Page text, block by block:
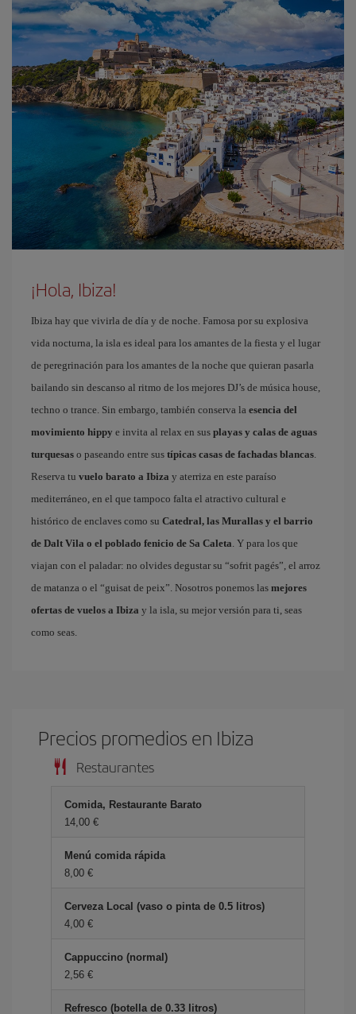
¡Hola, Ibiza!
Ibiza hay que vivirla de día y de noche. Famosa por su explosiva
vida nocturna, la isla es ideal para los amantes de la fiesta y el lugar
de peregrinación para los amantes de la noche que quieran pasarla
bailando sin descanso al ritmo de los mejores DJ’s de música house,
techno o trance. Sin embargo, también conserva la esencia del
movimiento hippy e invita al relax en sus playas y calas de aguas
turquesas o paseando entre sus típicas casas de fachadas blancas.
Reserva tu vuelo barato a Ibiza y aterriza en este paraíso
mediterráneo, en el que tampoco falta el atractivo cultural e
histórico de enclaves como su Catedral, las Murallas y el barrio
de Dalt Vila o el poblado fenicio de Sa Caleta. Y para los que
viajan con el paladar: no olvides degustar su “sofrit pagés”, el arroz
de matanza o el “guisat de peix”. Nosotros ponemos las mejores
ofertas de vuelos a Ibiza y la isla, su mejor versión para ti, seas
como seas.
Precios promedios en Ibiza
Restaurantes
Comida, Restaurante Barato
14,00 €
Menú comida rápida
8,00 €
Cerveza Local (vaso o pinta de 0.5 litros)
4,00 €
Cappuccino (normal)
2,56 €
Refresco (botella de 0.33 litros)